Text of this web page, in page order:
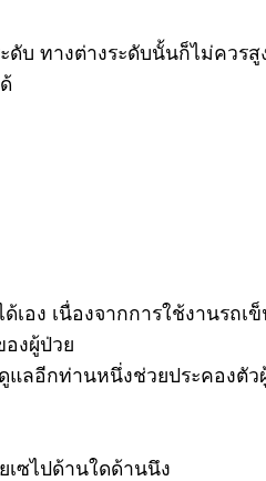
บ ทางต่างระดับนั้นก็ไม่ควร
อง เนื่องจากการใช้งานรถ
งผู้ป่วย
แลอีกท่านหนึ่งช่วยประคองตัว
เซไปด้านใดด้านนึง